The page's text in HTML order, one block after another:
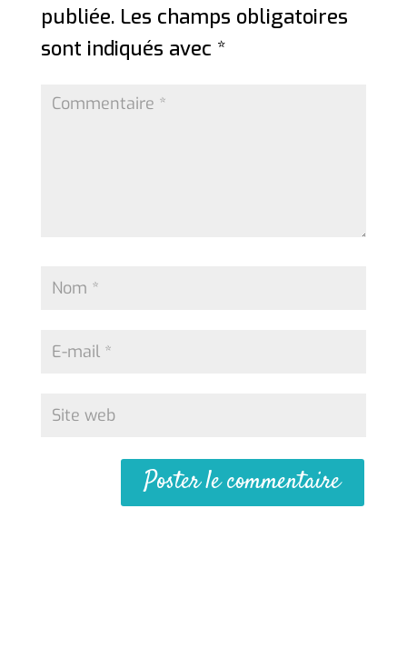
publiée. Les champs obligatoires
sont indiqués avec *